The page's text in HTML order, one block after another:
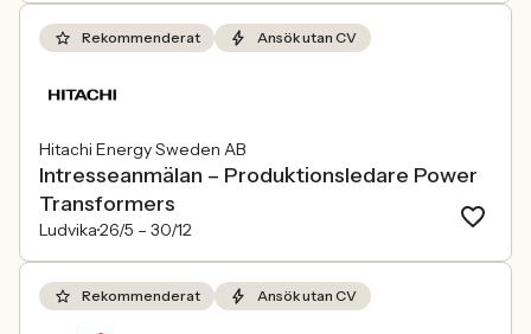
Rekommenderat Ansök utan CV
Hitachi Energy Sweden AB
Intresseanmälan – Produktionsledare Power
Transformers
Ludvika26/5 – 30/12
Rekommenderat Ansök utan CV